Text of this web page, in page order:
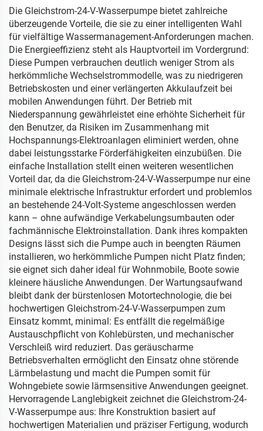
Die Gleichstrom-24-V-Wasserpumpe bietet zahlreiche
überzeugende Vorteile, die sie zu einer intelligenten Wahl
für vielfältige Wassermanagement-Anforderungen machen.
Die Energieeffizienz steht als Hauptvorteil im Vordergrund:
Diese Pumpen verbrauchen deutlich weniger Strom als
herkömmliche Wechselstrommodelle, was zu niedrigeren
Betriebskosten und einer verlängerten Akkulaufzeit bei
mobilen Anwendungen führt. Der Betrieb mit
Niederspannung gewährleistet eine erhöhte Sicherheit für
den Benutzer, da Risiken im Zusammenhang mit
Hochspannungs-Elektroanlagen eliminiert werden, ohne
dabei leistungsstarke Förderfähigkeiten einzubüßen. Die
einfache Installation stellt einen weiteren wesentlichen
Vorteil dar, da die Gleichstrom-24-V-Wasserpumpe nur eine
minimale elektrische Infrastruktur erfordert und problemlos
an bestehende 24-Volt-Systeme angeschlossen werden
kann – ohne aufwändige Verkabelungsumbauten oder
fachmännische Elektroinstallation. Dank ihres kompakten
Designs lässt sich die Pumpe auch in beengten Räumen
installieren, wo herkömmliche Pumpen nicht Platz finden;
sie eignet sich daher ideal für Wohnmobile, Boote sowie
kleinere häusliche Anwendungen. Der Wartungsaufwand
bleibt dank der bürstenlosen Motortechnologie, die bei
hochwertigen Gleichstrom-24-V-Wasserpumpen zum
Einsatz kommt, minimal: Es entfällt die regelmäßige
Austauschpflicht von Kohlebürsten, und mechanischer
Verschleiß wird reduziert. Das geräuscharme
Betriebsverhalten ermöglicht den Einsatz ohne störende
Lärmbelastung und macht die Pumpen somit für
Wohngebiete sowie lärmsensitive Anwendungen geeignet.
Hervorragende Langlebigkeit zeichnet die Gleichstrom-24-
V-Wasserpumpe aus: Ihre Konstruktion basiert auf
hochwertigen Materialien und präziser Fertigung, wodurch